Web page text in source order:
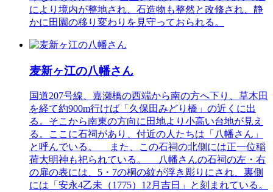
により境内が整地され、石造物も整然と改修され、静
かに田園の移り変わりを見守っておられる。
麦新ヶ江の八幡さん
国道207号線、嘉瀬橋の西端から南の方へ下り、草木田
を経て約900m行けば「久保田みどり橋」の近くに出
る。そこから南東の方向に田地より小高い台地が見え
る。ここに石祠があり、付近の人たちは「八幡さん」
と呼んでいる。 また、この石祠の北側には正一位稲
荷大明神も祀られている。 八幡さんの石祠の左・右
の扉の表には、5・7の桐の紋が浮き彫りにされ、裏側
には「安永4乙未（1775）12月吉日」と刻まれている。